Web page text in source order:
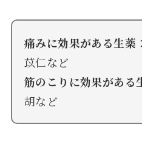
痛みに効果がある生薬
苡仁など
筋のこりに効果がある
胡など